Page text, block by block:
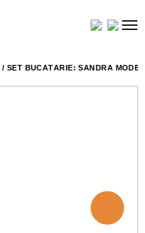
/ SET BUCĂTĂRIE: SANDRA